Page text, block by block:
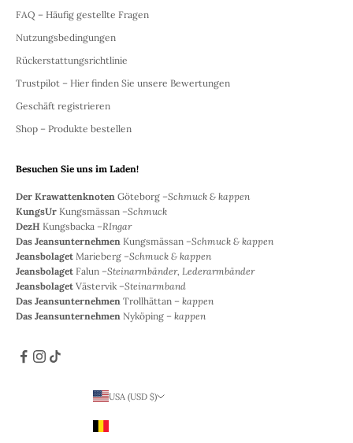
FAQ – Häufig gestellte Fragen
Nutzungsbedingungen
Rückerstattungsrichtlinie
Trustpilot – Hier finden Sie unsere Bewertungen
Geschäft registrieren
Shop – Produkte bestellen
Besuchen Sie uns im Laden!
Der Krawattenknoten Göteborg –Schmuck & kappen
KungsUr Kungsmässan –Schmuck
DezH Kungsbacka –RIngar
Das Jeansunternehmen Kungsmässan –Schmuck & kappen
Jeansbolaget Marieberg –Schmuck & kappen
Jeansbolaget Falun –Steinarmbänder, Lederarmbänder
Jeansbolaget Västervik –Steinarmband
Das Jeansunternehmen Trollhättan – kappen
Das Jeansunternehmen Nyköping – kappen
USA (USD $)